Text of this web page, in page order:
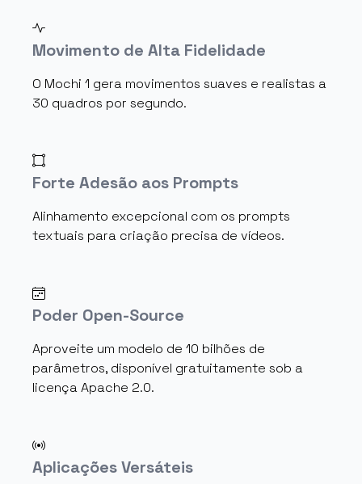
Movimento de Alta Fidelidade
O Mochi 1 gera movimentos suaves e realistas a
30 quadros por segundo.
Forte Adesão aos Prompts
Alinhamento excepcional com os prompts
textuais para criação precisa de vídeos.
Poder Open-Source
Aproveite um modelo de 10 bilhões de
parâmetros, disponível gratuitamente sob a
licença Apache 2.0.
Aplicações Versáteis